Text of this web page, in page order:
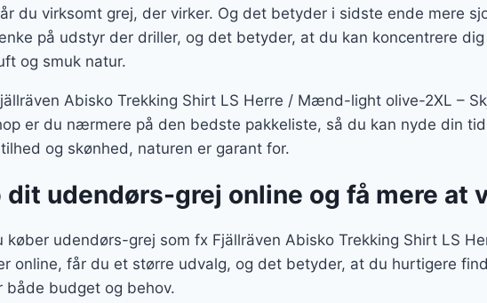
du virksomt grej, der virker. Og det betyder i sidste ende mere
på udstyr der driller, og det betyder, at du kan koncentrere
og smuk natur.
Abisko Trekking Shirt LS Herre / Mænd-light olive-2XL –
er du nærmere på den bedste pakkeliste, så du kan nyde din
og skønhed, naturen er garant for.
dit udendørs-grej online og få mere at
køber udendørs-grej som fx Fjällräven Abisko Trekking Shirt LS
online, får du et større udvalg, og det betyder, at du hurtigere
både budget og behov.